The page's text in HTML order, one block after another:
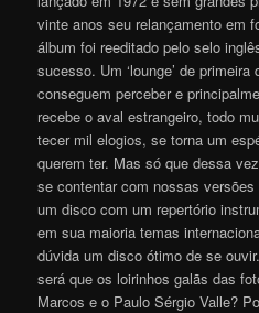
vinte anos seu relançamento em
álbum foi reeditado pelo selo
sucesso. Um ‘lounge’ de
conseguem perceber e
recebe o aval estrangeiro, todo
tecer mil elogios, se torna um
querem ter. Mas só que dessa
se contentar com nossas
um disco com um repertório
em sua maioria temas
dúvida um disco ótimo de se
será que os loirinhos galãs das
Marcos e o Paulo Sérgio Valle?